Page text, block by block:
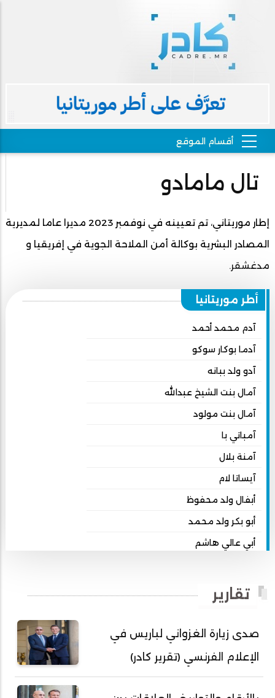
تال مامادو
إطار موريتاني، تم تعيينه في نوفمبر 2023 مديرا عاما لمديرية
المصادر البشرية بوكالة أمن الملاحة الجوية في إفريقيا و
مدغشقر.
أطر موريتانيا
آدم محمد أحمد
آدما بوكار سوكو
آدو ولد ببانه
آمال بنت الشيخ عبدالله
آمال بنت مولود
آمباتي با
آمنة بلال
آيساتا لام
أبفال ولد محفوظ
أبو بكر ولد محمد
أبي عالي هاشم
أحمد بداه
أحمد دداهي مختار
أحمد زيدان ولد محمد محمود
أحمد سالم بكار
أحمد سالم ولد بده
تقارير
صدى زيارة الغزواني لباريس في
الإعلام الفرنسي (تقرير كادر)